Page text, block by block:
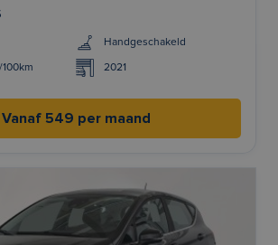
Handgeschakeld
2021
Vanaf 549 per maand